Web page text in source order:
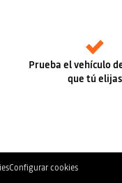
Prueba el vehículo
que tú elijas
Configurar cookies